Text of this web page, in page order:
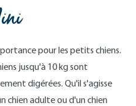
pour les petits chiens.
jusqu'à 10 kg sont
digérées. Qu'il s'agisse
chien adulte ou d'un chien